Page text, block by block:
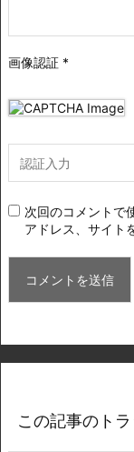
画像認証 *
次回のコメントで
アドレス、サイト
この記事のト